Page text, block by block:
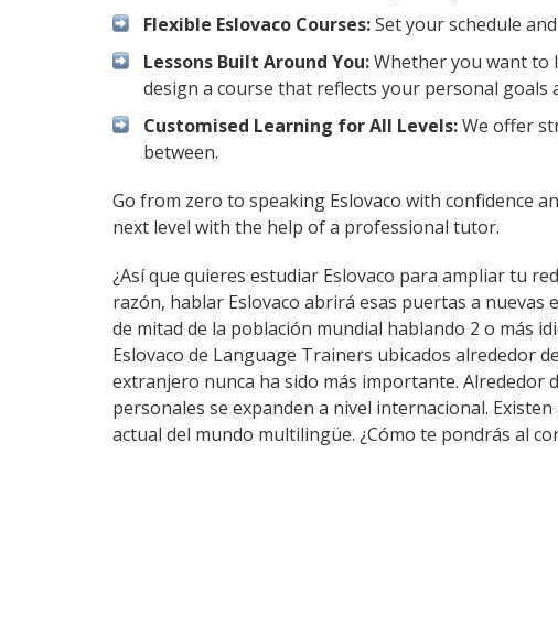
Flexible Eslovaco Courses:Set your schedule
Lessons Built Around You:Whether you want to
design a course that reflects your personal goals
Customised Learning for All Levels:We offer
between.
Go from zero to speaking Eslovaco with confidence
next level with the help of a professional tutor.
¿Así que quieres estudiar Eslovaco para ampliar tu
razón, hablar Eslovaco abrirá esas puertas a nuevas
de mitad de la población mundial hablando 2 o más
Eslovaco de Language Trainers ubicados alrededor
extranjero nunca ha sido más importante. Alrededor
personales se expanden a nivel internacional.
actual del mundo multilingüe. ¿Cómo te pondrás al